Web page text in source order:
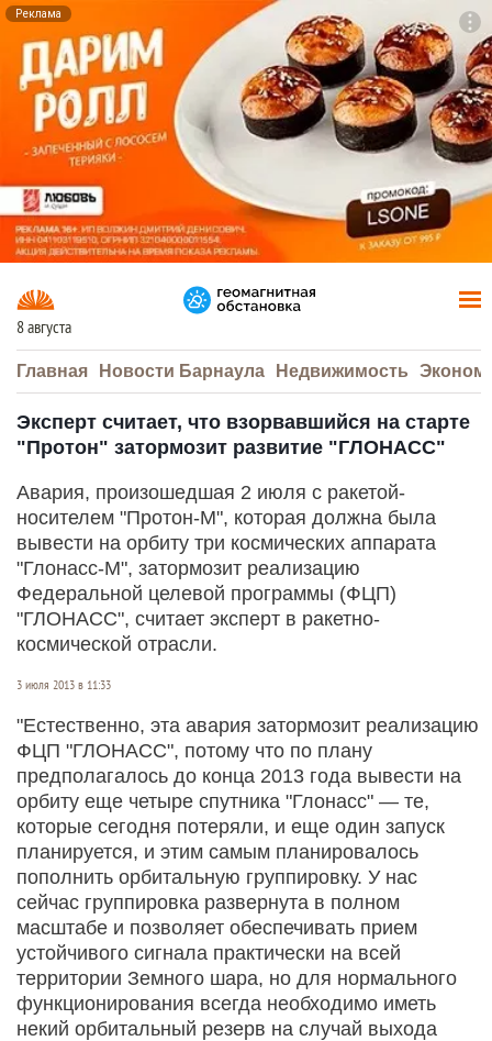
Реклама
8 августа
Главная Новости Барнаула Недвижимость
Эксперт считает, что взорвавшийся на старте
"Протон" затормозит развитие "ГЛОНАСС"
Авария, произошедшая 2 июля с ракетой-
носителем "Протон-М", которая должна была
вывести на орбиту три космических аппарата
"Глонасс-М", затормозит реализацию
Федеральной целевой программы (ФЦП)
"ГЛОНАСС", считает эксперт в ракетно-
космической отрасли.
3 июля 2013 в 11:33
"Естественно, эта авария затормозит реализацию
ФЦП "ГЛОНАСС", потому что по плану
предполагалось до конца 2013 года вывести на
орбиту еще четыре спутника "Глонасс" — те,
которые сегодня потеряли, и еще один запуск
планируется, и этим самым планировалось
пополнить орбитальную группировку. У нас
сейчас группировка развернута в полном
масштабе и позволяет обеспечивать прием
устойчивого сигнала практически на всей
территории Земного шара, но для нормального
функционирования всегда необходимо иметь
некий орбитальный резерв на случай выхода